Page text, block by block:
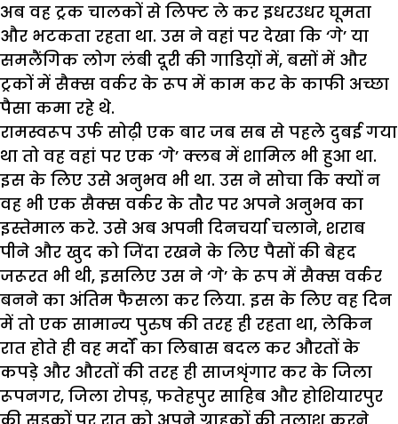
अब वह ट्रक चालकों से लिफ्ट ले कर इधरउधर घूमता
और भटकता रहता था. उस ने वहां पर देखा कि ‘गे’ या
समलैंगिक लोग लंबी दूरी की गाडिय़ों में, बसों में और
ट्रकों में सैक्स वर्कर के रूप में काम कर के काफी अच्छा
पैसा कमा रहे थे.
रामस्वरूप उर्फ सोढ़ी एक बार जब सब से पहले दुबई गया
था तो वह वहां पर एक ‘गे’ क्लब में शामिल भी हुआ था.
इस के लिए उसे अनुभव भी था. उस ने सोचा कि क्यों न
वह भी एक सैक्स वर्कर के तौर पर अपने अनुभव का
इस्तेमाल करे. उसे अब अपनी दिनचर्या चलाने, शराब
पीने और खुद को जिंदा रखने के लिए पैसों की बेहद
जरूरत भी थी, इसलिए उस ने ‘गे’ के रूप में सैक्स वर्कर
बनने का अंतिम फैसला कर लिया. इस के लिए वह दिन
में तो एक सामान्य पुरुष की तरह ही रहता था, लेकिन
रात होते ही वह मर्दों का लिबास बदल कर औरतों के
कपड़े और औरतों की तरह ही साजशृंगार कर के जिला
रूपनगर, जिला रोपड़, फतेहपुर साहिब और होशियारपुर